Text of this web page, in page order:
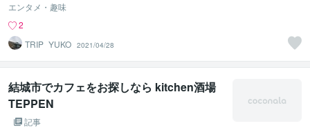
エンタメ・趣味
2
TRIP_YUKO 2021/04/28
結城市でカフェをお探しなら kitchen酒場
TEPPEN
記事